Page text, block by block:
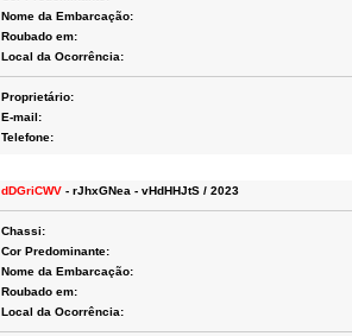
Nome da Embarcação:
Roubado em:
Local da Ocorrência:
Proprietário:
E-mail:
Telefone:
dDGriCWV - rJhxGNea - vHdHHJtS / 2023
Chassi:
Cor Predominante:
Nome da Embarcação:
Roubado em:
Local da Ocorrência: